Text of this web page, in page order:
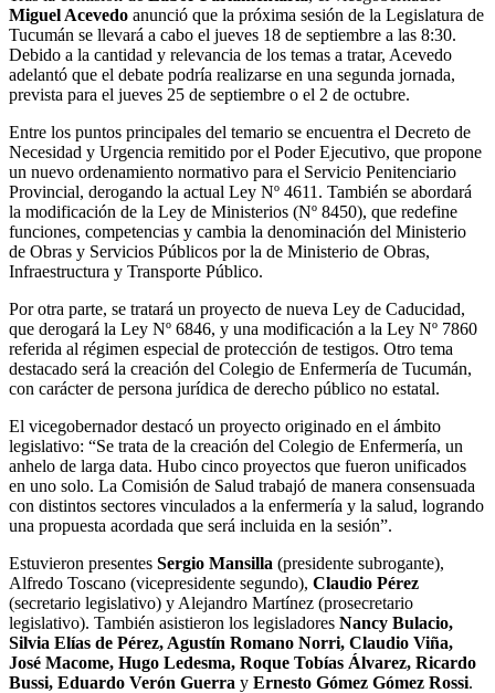
Miguel Acevedo anunció que la próxima sesión de la Legislatura de
Tucumán se llevará a cabo el jueves 18 de septiembre a las 8:30.
Debido a la cantidad y relevancia de los temas a tratar, Acevedo
adelantó que el debate podría realizarse en una segunda jornada,
prevista para el jueves 25 de septiembre o el 2 de octubre.
Entre los puntos principales del temario se encuentra el Decreto de
Necesidad y Urgencia remitido por el Poder Ejecutivo, que propone
un nuevo ordenamiento normativo para el Servicio Penitenciario
Provincial, derogando la actual Ley Nº 4611. También se abordará
la modificación de la Ley de Ministerios (Nº 8450), que redefine
funciones, competencias y cambia la denominación del Ministerio
de Obras y Servicios Públicos por la de Ministerio de Obras,
Infraestructura y Transporte Público.
Por otra parte, se tratará un proyecto de nueva Ley de Caducidad,
que derogará la Ley Nº 6846, y una modificación a la Ley Nº 7860
referida al régimen especial de protección de testigos. Otro tema
destacado será la creación del Colegio de Enfermería de Tucumán,
con carácter de persona jurídica de derecho público no estatal.
El vicegobernador destacó un proyecto originado en el ámbito
legislativo: “Se trata de la creación del Colegio de Enfermería, un
anhelo de larga data. Hubo cinco proyectos que fueron unificados
en uno solo. La Comisión de Salud trabajó de manera consensuada
con distintos sectores vinculados a la enfermería y la salud, logrando
una propuesta acordada que será incluida en la sesión”.
Estuvieron presentes Sergio Mansilla (presidente subrogante),
Alfredo Toscano (vicepresidente segundo), Claudio Pérez
(secretario legislativo) y Alejandro Martínez (prosecretario
legislativo). También asistieron los legisladores Nancy Bulacio,
Silvia Elías de Pérez, Agustín Romano Norri, Claudio Viña,
José Macome, Hugo Ledesma, Roque Tobías Álvarez, Ricardo
Bussi, Eduardo Verón Guerra y Ernesto Gómez Gómez Rossi.